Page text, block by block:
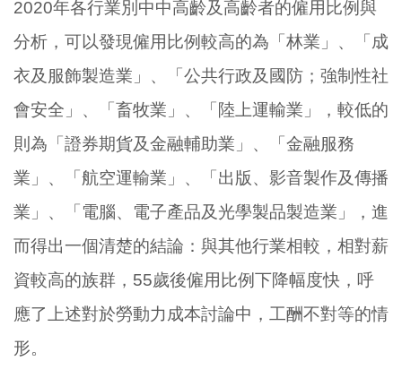
2020年各行業別中中高齡及高齡者的僱用比例與
分析，可以發現僱用比例較高的為「林業」、「成
衣及服飾製造業」、「公共行政及國防；強制性社
會安全」、「畜牧業」、「陸上運輸業」，較低的
則為「證券期貨及金融輔助業」、「金融服務
業」、「航空運輸業」、「出版、影音製作及傳播
業」、「電腦、電子產品及光學製品製造業」，進
而得出一個清楚的結論：與其他行業相較，相對薪
資較高的族群，55歲後僱用比例下降幅度快，呼
應了上述對於勞動力成本討論中，工酬不對等的情
形。